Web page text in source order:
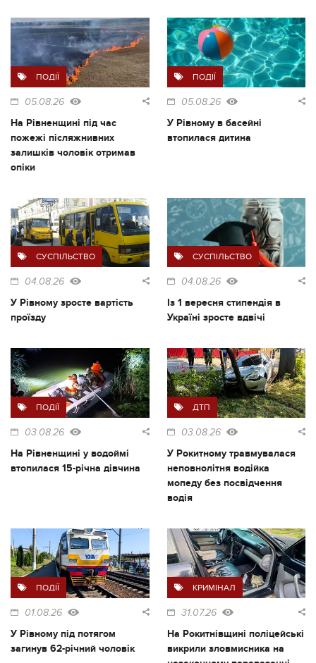
ПОДІЇ
05.08.26
На Рівненщині під час
пожежі післяжнивних
залишків чоловік отримав
опіки
ПОДІЇ
05.08.26
У Рівному в басейні
втопилася дитина
СУСПІЛЬСТВО
04.08.26
У Рівному зросте вартість
проїзду
СУСПІЛЬСТВО
04.08.26
Із 1 вересня стипендія в
Україні зросте вдвічі
ПОДІЇ
03.08.26
На Рівненщині у водоймі
втопилася 15-річна дівчина
ДТП
03.08.26
У Рокитному травмувалася
неповнолітня водійка
мопеду без посвідчення
водія
ПОДІЇ
01.08.26
У Рівному під потягом
загинув 62-річний чоловік
КРИМІНАЛ
31.07.26
На Рокитнівщині поліцейські
викрили зловмисника на